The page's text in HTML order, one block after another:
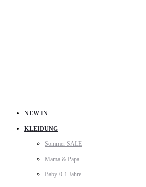
NEW IN
KLEIDUNG
Sommer SALE
Mama & Papa
Baby 0-1 Jahre